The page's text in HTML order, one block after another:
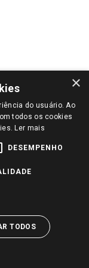
SELECIONE A LOJA DE
SÃO VÁLIDOS APENAS
LOJA SELECIONADA
PREVALECEM ANTE
×
do usuário. Ao
todos os cookies
Ler mais
DESEMPENHO
TODOS